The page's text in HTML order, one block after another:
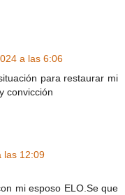
a las 6:06
para restaurar mi
convicción
las 12:09
mi esposo ELO.Se que